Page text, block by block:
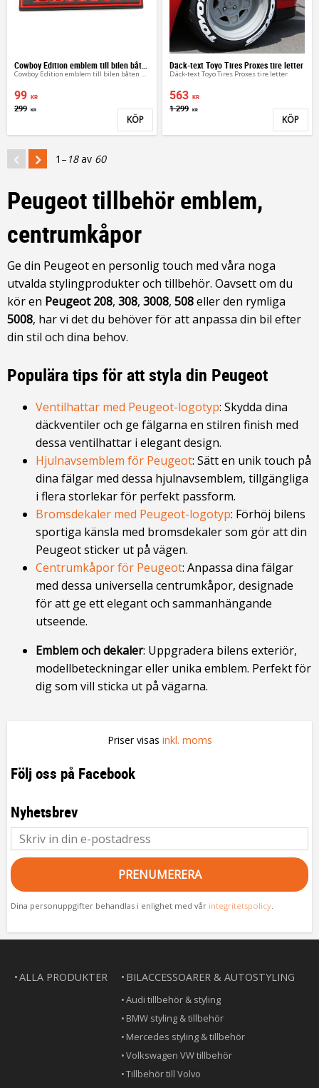
99 KR
299 KR
Lägg till i favoriter
KÖP
Däck-text Toyo Tires Proxes tire letter
Däck-text Toyo Tires Proxes tire letter
563 KR
1 299 KR
KÖP
1– 18av 60
Peugeot tillbehör emblem,
centrumkåpor
Ge din Peugeot en personlig touch med våra noga
utvalda stylingprodukter och tillbehör. Oavsett om du
kör en Peugeot 208, 308, 3008, 508eller den rymliga
5008, har vi det du behöver för att anpassa din bil efter
din stil och dina behov.
Populära tips för att styla din Peugeot
Ventilhattar med Peugeot-logotyp: Skydda dina
däckventiler och ge fälgarna en stilren finish med
dessa ventilhattar i elegant design.
Hjulnavsemblem för Peugeot: Sätt en unik touch på
dina fälgar med dessa hjulnavsemblem, tillgängliga
i flera storlekar för perfekt passform.
Bromsdekaler med Peugeot-logotyp: Förhöj bilens
sportiga känsla med bromsdekaler som gör att din
Peugeot sticker ut på vägen.
Centrumkåpor för Peugeot: Anpassa dina fälgar
med dessa universella centrumkåpor, designade
för att ge ett elegant och sammanhängande
utseende.
Emblem och dekaler: Uppgradera bilens exteriör,
modellbeteckningar eller unika emblem. Perfekt för
dig som vill sticka ut på vägarna.
Priser visas inkl. moms
Följ oss på Facebook
Nyhetsbrev
PRENUMERERA
Dina personuppgifter behandlas i enlighet med vår integritetspolicy.
ALLA PRODUKTER BILACCESSOARER & AUTOSTYLING
Audi tillbehör & styling
BMW styling & tillbehör
Mercedes styling & tillbehör
Volkswagen VW tillbehör
Tillbehör till Volvo